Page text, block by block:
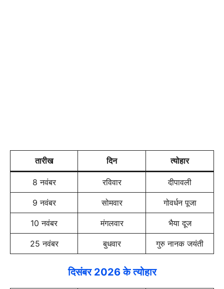
तारीख दिन त्योहार
8 नवंबर रविवार दीपावली
9 नवंबर सोमवार गोवर्धन पूजा
10 नवंबर मंगलवार भैया दूज
25 नवंबर बुधवार गुरु नानक जयंती
दिसंबर 2026 के त्योहार